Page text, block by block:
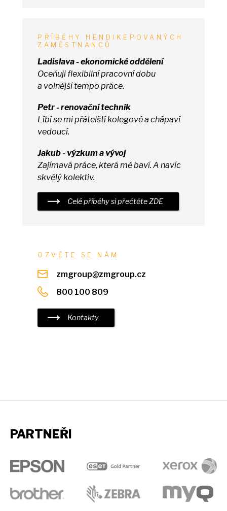
PŘÍBĚHY HENDIKEPOVANÝCH
ZAMĚSTNANCŮ
Ladislava - ekonomické oddělení
Oceňuji flexibilní pracovní dobu
a volnější tempo práce.
Petr - renovační technik
Líbísemi přátelští kolegovéa chápaví
vedoucí.
Jakub - výzkuma vývoj
Zajímavá práce, která měbaví. A navíc
skvělý kolektiv.
Celé příběhysipřečtěte ZDE
OZVĚTE SE NÁM
zmgroup@zmgroup.cz
800 100 809
Kontakty
PARTNEŘI